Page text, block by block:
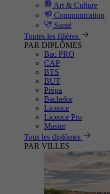
Art & Culture
Communication
Santé
Toutes les filières
PAR DIPLÔMES
Bac PRO
CAP
BTS
BUT
Prépa
Bachelor
Licence
Licence Pro
Master
Tous les diplômes
PAR VILLES